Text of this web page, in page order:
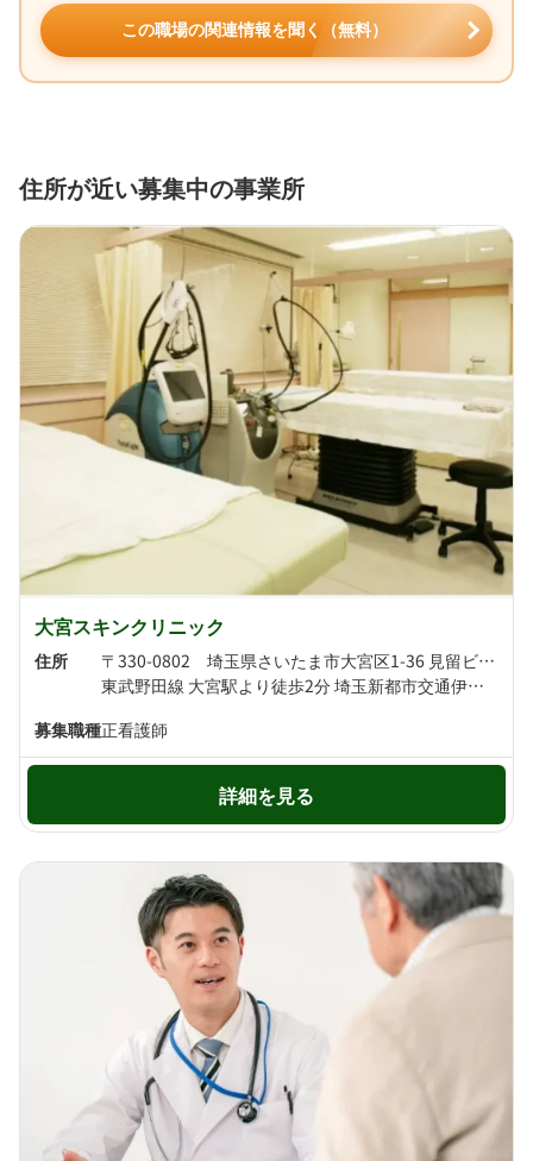
この職場の関連情報を聞く（無料）
住所が近い募集中の事業所
大宮スキンクリニック
住所
〒330-0802 埼玉県さいたま市大宮区1-36 見留ビル3F
東武野田線 大宮駅より徒歩2分 埼玉新都市交通伊奈線 大宮駅より徒歩3分
募集職種正看護師
詳細を見る